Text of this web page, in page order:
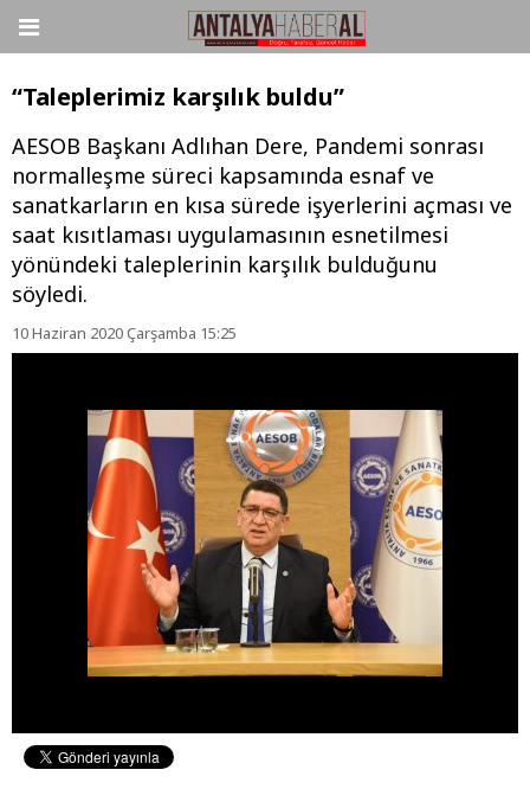
“Taleplerimiz karşılık buldu”
AESOB Başkanı Adlıhan Dere, Pandemi sonrası
normalleşme süreci kapsamında esnaf ve
sanatkarların en kısa sürede işyerlerini açması ve
saat kısıtlaması uygulamasının esnetilmesi
yönündeki taleplerinin karşılık bulduğunu
söyledi.
10 Haziran 2020 Çarşamba 15:25